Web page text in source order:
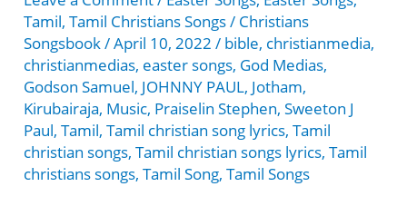
Tamil,Tamil Christians Songs/ Christians
Songsbook/April 10, 2022/ bible, christianmedia,
christianmedias, easter songs, God Medias,
Godson Samuel, JOHNNY PAUL, Jotham,
Kirubairaja, Music, Praiselin Stephen,Sweeton J
Paul,Tamil,Tamil christian song lyrics,Tamil
christian songs,Tamil christian songs lyrics,Tamil
christians songs,Tamil Song,Tamil Songs